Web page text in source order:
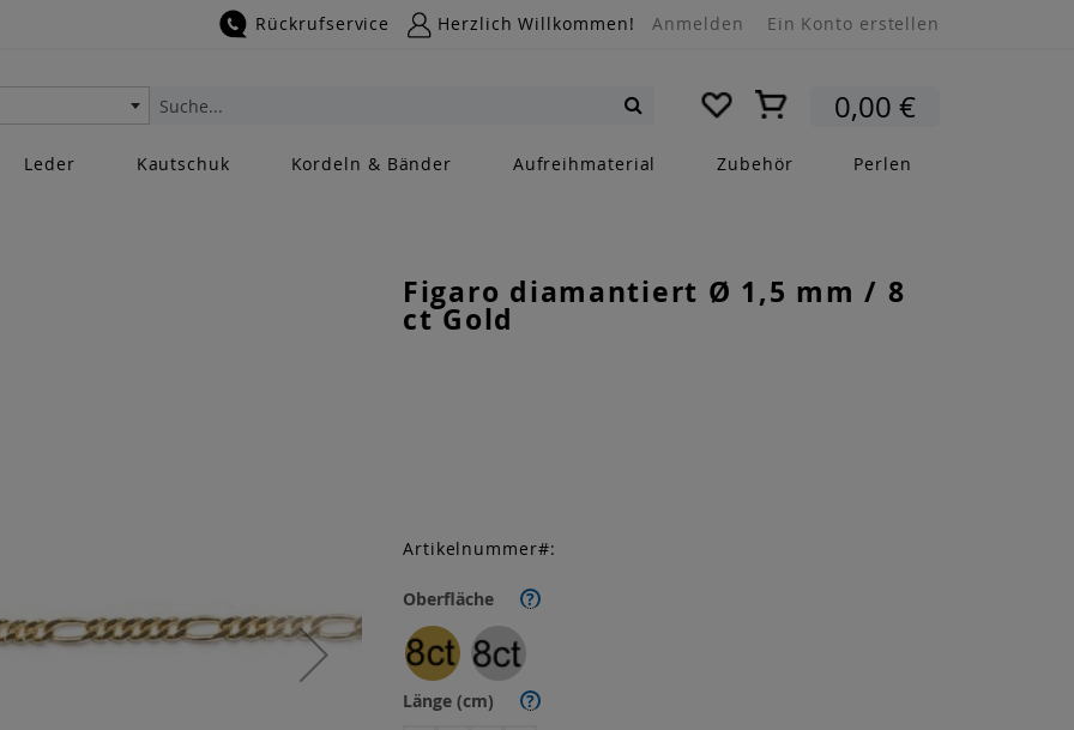
Rückrufservice Herzlich Willkommen! Anmelden Ein Konto erstellen
Mein Warenkorb
0,00 €
Suche
Leder Kautschuk Kordeln & Bänder Aufreihmaterial Zubehör Perlen
Figaro diamantiert Ø 1,5 mm / 8
ct Gold
Oberfläche ?
Länge (cm) ?
Artikelnummer